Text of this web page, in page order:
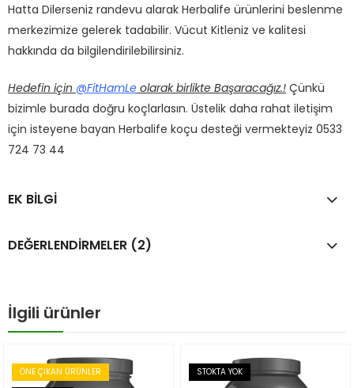
Hatta Dilerseniz randevu alarak Herbalife ürünlerini beslenme
merkezimize gelerek tadabilir. Vücut Kitleniz ve kalitesi
hakkında da bilgilendirilebilirsiniz.
Hedefin için @FitHamLe olarak birlikte Başaracağız.! Çünkü
bizimle burada doğru koçlarlasın. Üstelik daha rahat iletişim
için isteyene bayan Herbalife koçu desteği vermekteyiz 0533
724 73 44
EK BILGI
DEĞERLENDIRMELER (2)
İlgili ürünler
ÖNE ÇIKAN ÜRÜNLER
STOKTA YOK